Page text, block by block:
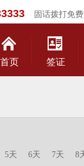
固话拨打免费
首页 签证
5天 6天 7天 8